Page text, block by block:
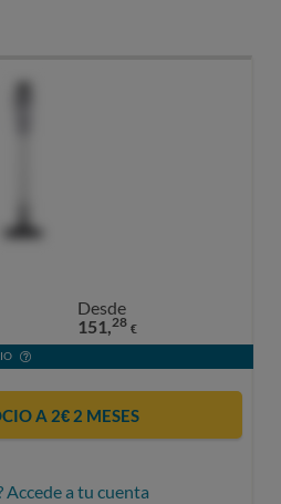
Desde
151,28 €
A 2€ 2 MESES
Accede a tu cuenta